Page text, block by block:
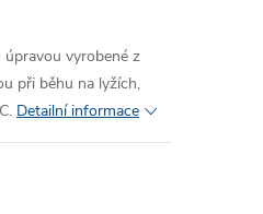
vyrobené z
při běhu na lyžích,
Detailní informace